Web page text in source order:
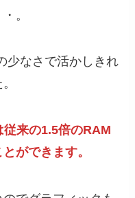
。
少なさで活かしきれ
来の1.5倍のRAM
ができます。